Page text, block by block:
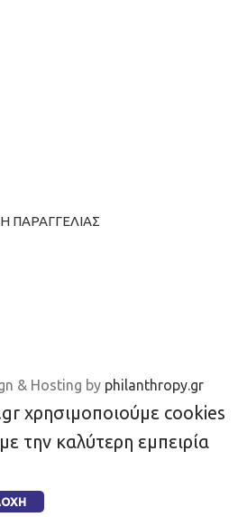
ΠΑΡΑΓΓΕΛΙΑΣ
& Hosting by philanthropy.gr
χρησιμοποιούμε cookies
την καλύτερη εμπειρία